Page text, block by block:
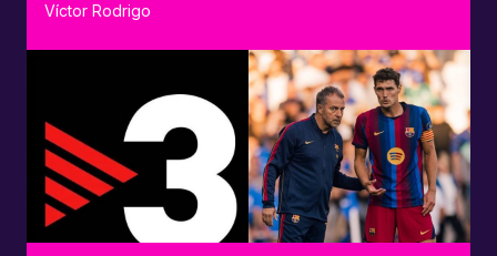
Víctor Rodrigo